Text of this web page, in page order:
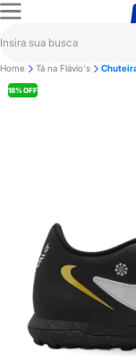
Home Tá na Flávio's
18% OFF